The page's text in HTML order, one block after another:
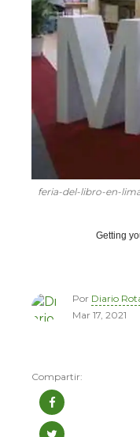
feria-del-libro-en-
Getting
Por Diario
Mar 17, 2021